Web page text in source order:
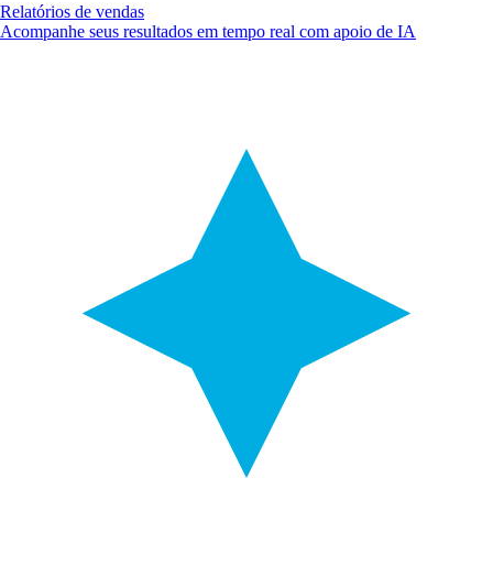
Relatórios de vendas
Acompanhe seus resultados em tempo real com apoio de IA